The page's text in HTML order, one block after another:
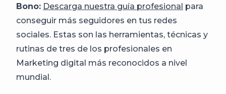
Bono: Descarga nuestra guía profesional para
conseguir más seguidores en tus redes
sociales. Estas son las herramientas, técnicas y
rutinas de tres de los profesionales en
Marketing digital más reconocidos a nivel
mundial.